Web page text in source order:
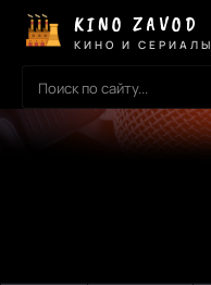
KINO ZAVOD
КИНО И СЕРИАЛЫ